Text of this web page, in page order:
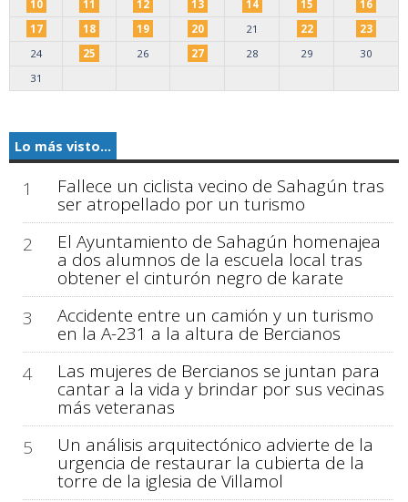
10
11 12 13 14 15
16
17
18 19 20 21 22
23
24
25 26 27 28 29
30
31
Lo más visto...
1 Fallece un ciclista vecino de Sahagún tras
ser atropellado por un turismo
2
El Ayuntamiento de Sahagún homenajea
a dos alumnos de la escuela local tras
obtener el cinturón negro de karate
3
Accidente entre un camión y un turismo
en la A-231 a la altura de Bercianos
4
Las mujeres de Bercianos se juntan para
cantar a la vida y brindar por sus vecinas
más veteranas
5
Un análisis arquitectónico advierte de la
urgencia de restaurar la cubierta de la
torre de la iglesia de Villamol